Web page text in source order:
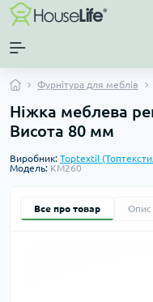
Фурнітура для меблів
Ніжка меблева
Висота 80 мм
Виробник: Toptextil
Модель: KM260
Все про товар Опис